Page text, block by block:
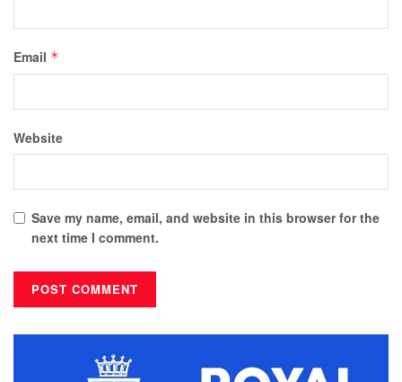
Email *
Website
Save my name, email, and website in this browser for the
next time I comment.